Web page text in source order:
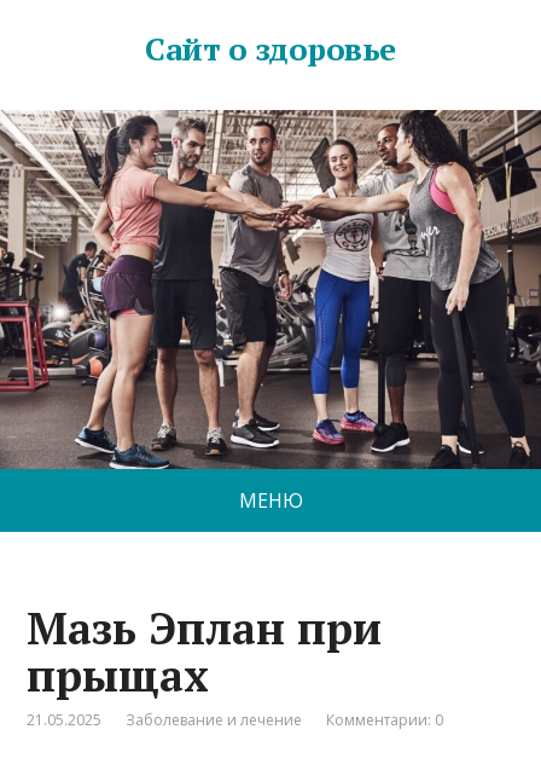
Сайт о здоровье
МЕНЮ
Мазь Эплан при
прыщах
21.05.2025 Заболевание и лечение Комментарии: 0